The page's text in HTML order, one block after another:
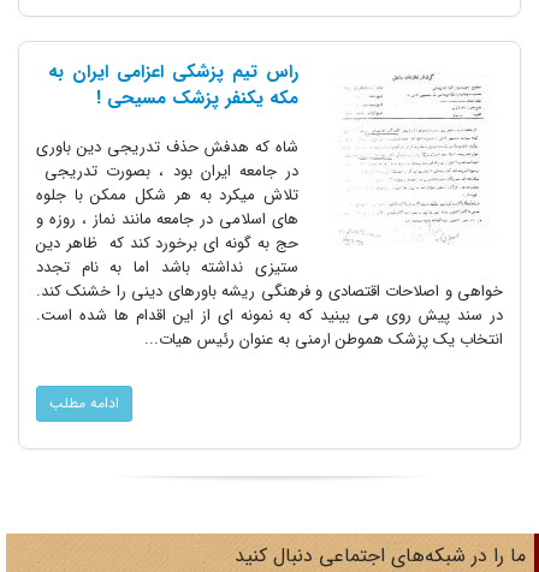
راس تیم پزشکی اعزامی ایران به
مکه یکنفر پزشک مسیحی !
شاه که هدفش حذف تدریجی دین باوری
در جامعه ایران بود ، بصورت تدریجی
تلاش میکرد به هر شکل ممکن با جلوه
های اسلامی در جامعه مانند نماز ، روزه و
حج به گونه ای برخورد کند که ظاهر دین
ستیزی نداشته باشد اما به نام تجدد
خواهی و اصلاحات اقتصادی و فرهنگی ریشه باورهای دینی را خشنک کند.
در سند پیش روی می بینید که به نمونه ای از این اقدام ها شده است.
انتخاب یک پزشک هموطن ارمنی به عنوان رئیس هیات...
ادامه مطلب
را در شبکه‌های اجتماعی دنبال کنید